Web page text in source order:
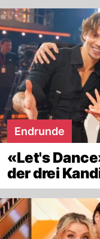
Endrunde
«Let's
der drei